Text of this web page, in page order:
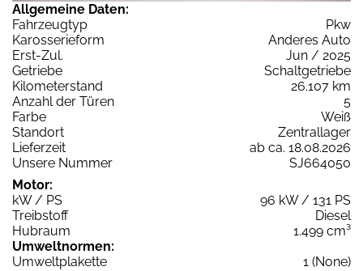
Allgemeine Daten:
Fahrzeugtyp
Pkw
Karosserieform
Anderes Auto
Erst-Zul.
Jun / 2025
Getriebe
Schaltgetriebe
Kilometerstand
26.107 km
Anzahl der Türen
5
Farbe
Weiß
Standort
Zentrallager
Lieferzeit
ab ca. 18.08.2026
Unsere Nummer
SJ664050
Motor:
kW / PS
96 kW / 131 PS
Treibstoff
Diesel
Hubraum
1.499 cm³
Umweltnormen:
Umweltplakette
1 (None)